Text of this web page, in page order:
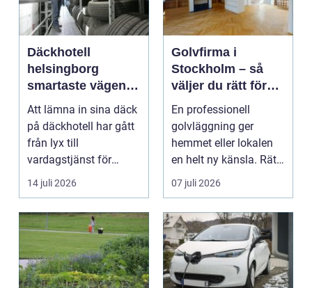
Däckhotell
helsingborg
smartaste vägen
till säkra hjulskift
Att lämna in sina däck
på däckhotell har gått
från lyx till
vardagstjänst för
många bilägare. I
Hels...
14 juli 2026
Golvfirma i
Stockholm – så
väljer du rätt för
ett hållbart golv
En professionell
golvläggning ger
hemmet eller lokalen
en helt ny känsla. Rätt
materi...
07 juli 2026